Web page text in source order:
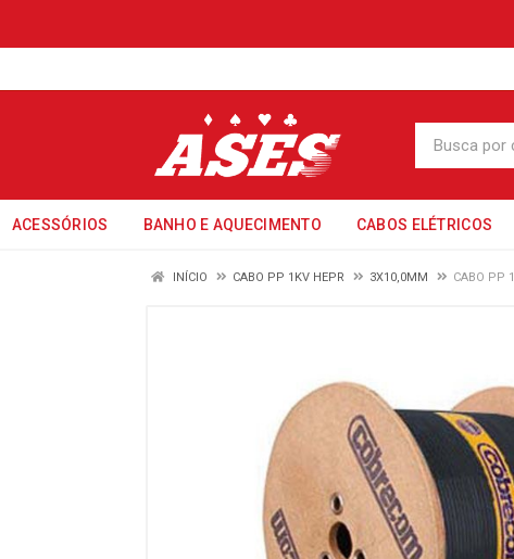
ACESSÓRIOS BANHO E AQUECIMENTO CABOS ELÉTRICOS
INÍCIO CABO PP 1KV HEPR 3X10,0MM CABO PP